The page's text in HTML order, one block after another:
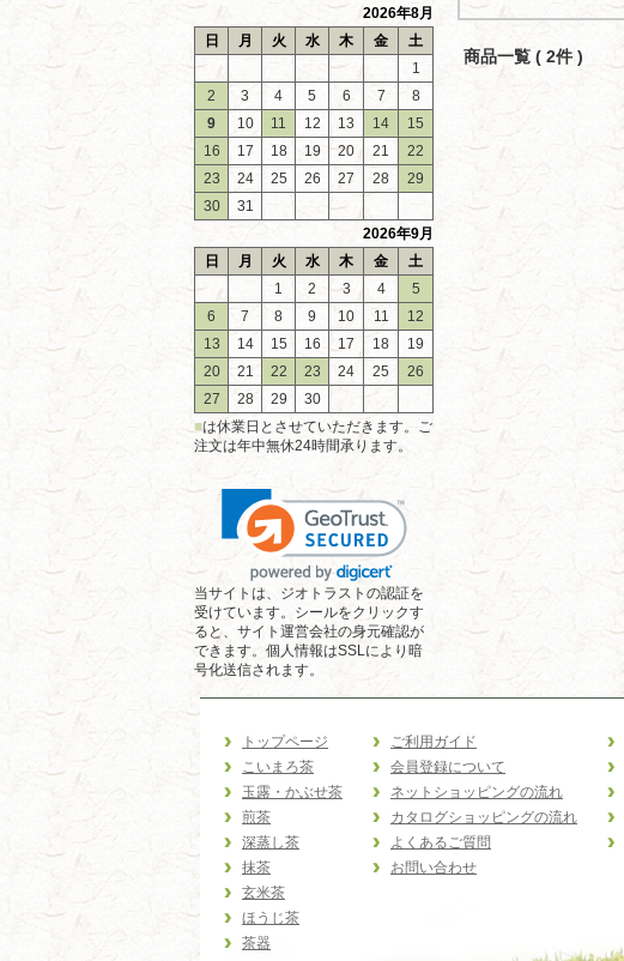
2026年8月
日
月 火 水 木 金
土
1
2
3 4 5 6 7
8
9
10 11 12 13 14
15
16
17 18 19 20 21
22
23
24 25 26 27 28
29
30
31
2026年9月
日
月 火 水 木 金
土
1
2 3 4
5
6
7 8 9 10 11
12
13
14 15 16 17 18
19
20
21 22 23 24 25
26
27
28 29
30
■は休業日とさせていただきます。ご
注文は年中無休24時間承ります。
当サイトは、ジオトラストの認証を
受けています。シールをクリックす
ると、サイト運営会社の身元確認が
できます。個人情報はSSLにより暗
号化送信されます。
商品一覧 ( 2件 )
トップページ
こいまろ茶
玉露・かぶせ茶
煎茶
深蒸し茶
抹茶
玄米茶
ほうじ茶
茶器
ご利用ガイド
会員登録について
ネットショッピングの流れ
カタログショッピングの流れ
よくあるご質問
お問い合わせ